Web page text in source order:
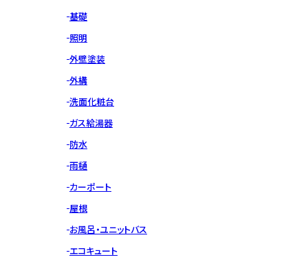
基礎
照明
外壁塗装
外構
洗面化粧台
ガス給湯器
防水
雨樋
カーポート
屋根
お風呂・ユニットバス
エコキュート